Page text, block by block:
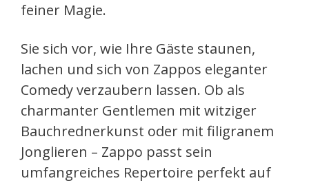
feiner Magie.
Sie sich vor, wie Ihre Gäste staunen,
lachen und sich von Zappos eleganter
Comedy verzaubern lassen. Ob als
charmanter Gentlemen mit witziger
Bauchrednerkunst oder mit filigranem
Jonglieren – Zappo passt sein
umfangreiches Repertoire perfekt auf